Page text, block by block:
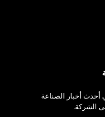
أحدث أخبار الصناعة
الشركة.